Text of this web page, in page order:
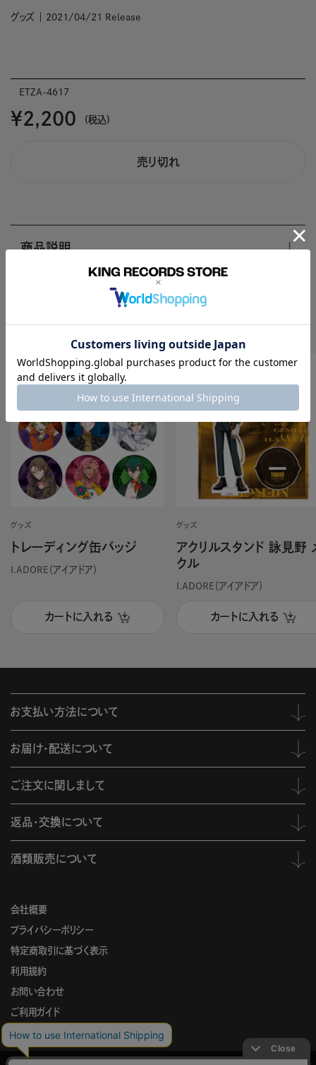
グッズ 2021/04/21 Release
ETZA-4617
￥2,200 (税込)
売り切れ
商品説明
グッズ
トレーディング缶バッジ
I.ADORE（アイアドア）
カートに入れる
グッズ
アクリルスタンド 詠見野
クル
I.ADORE（アイアドア）
カートに入れる
会社概要
プライバシーポリシー
特定商取引に基づく表示
利用規約
お問い合わせ
ご利用ガイド
お支払い方法について
お届け・配送について
ご注文に関しまして
返品・交換について
酒類販売について